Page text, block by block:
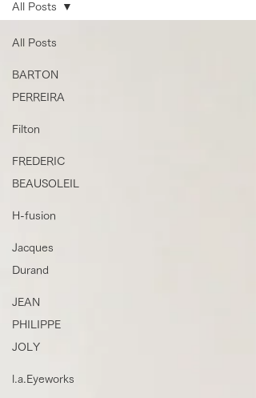
All Posts
BARTON
PERREIRA
Filton
FREDERIC
BEAUSOLEIL
H-fusion
Jacques
Durand
JEAN
PHILIPPE
JOLY
l.a.Eyeworks
All Posts